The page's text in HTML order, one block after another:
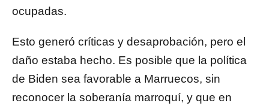
ocupadas.
Esto generó críticas y desaprobación, pero el
daño estaba hecho. Es posible que la política
de Biden sea favorable a Marruecos, sin
reconocer la soberanía marroquí, y que en